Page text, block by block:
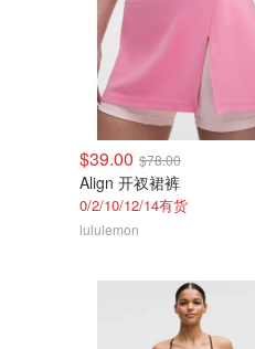
$39.00 $78.00
Align 开衩裙裤
0/2/10/12/14有货
lululemon